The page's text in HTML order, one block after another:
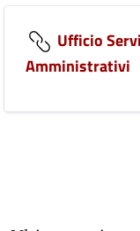
Ufficio
Amministrativi